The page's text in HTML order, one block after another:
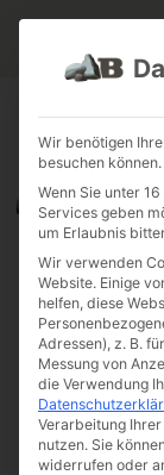
Wir benötigen
besuchen können.
Wenn Sie unter
Services geben
um Erlaubnis
Wir verwenden
Website. Einige
helfen, diese
Adressen), z. B.
Messung von
die Verwendung
Verarbeitung
nutzen. Sie
widerrufen oder